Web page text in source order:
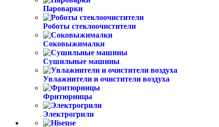
Пароварки
Роботы стеклоочистители
Соковыжималки
Сушильные машины
Увлажнители и очистители воздуха
Фритюрницы
Электрогрили